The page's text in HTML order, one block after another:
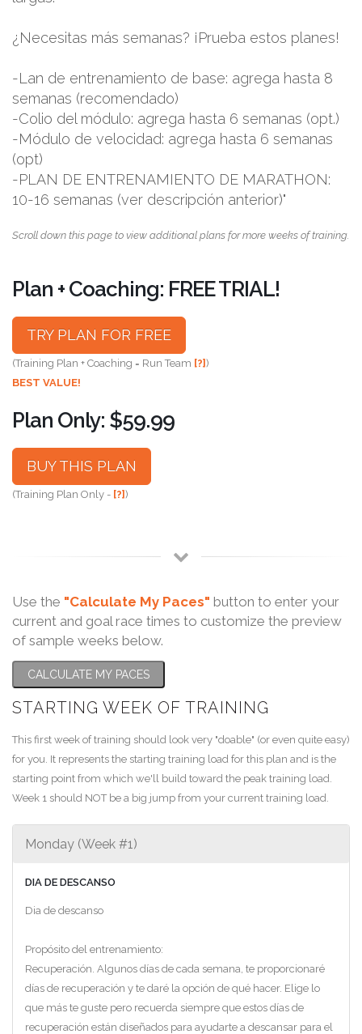
¿Necesitas más semanas? ¡Prueba estos planes!
-Lan de entrenamiento de base: agrega hasta 8
semanas (recomendado)
-Colio del módulo: agrega hasta 6 semanas (opt.)
-Módulo de velocidad: agrega hasta 6 semanas
(opt)
-PLAN DE ENTRENAMIENTO DE MARATHON:
10-16 semanas (ver descripción anterior)"
Scroll down this page to view additional plans for more weeks of training.
Plan + Coaching: FREE TRIAL!
TRY PLAN FOR FREE
(Training Plan + Coaching = Run Team [?])
BEST VALUE!
Plan Only: $59.99
BUY THIS PLAN
(Training Plan Only - [?])
Use the "Calculate My Paces" button to enter your
current and goal race times to customize the preview
of sample weeks below.
CALCULATE MY PACES
STARTING WEEK OF TRAINING
This first week of training should look very "doable" (or even quite easy)
for you. It represents the starting training load for this plan and is the
starting point from which we'll build toward the peak training load.
Week 1 should NOT be a big jump from your current training load.
Monday (Week #1)
DIA DE DESCANSO
Dia de descanso
Propósito del entrenamiento:
Recuperación. Algunos días de cada semana, te proporcionaré
días de recuperación y te daré la opción de qué hacer. Elige lo
que más te guste pero recuerda siempre que estos días de
recuperación están diseñados para ayudarte a descansar para el